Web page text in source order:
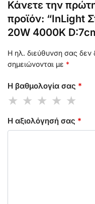
Κάνετε την
προϊόν: “InLight
20W 4000K
Η ηλ. διεύθυνση σας δεν
σημειώνονται με *
Η βαθμολογία σας *
Η αξιολόγησή σας *